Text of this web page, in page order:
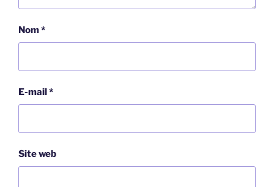
Nom*
E-mail*
Site web